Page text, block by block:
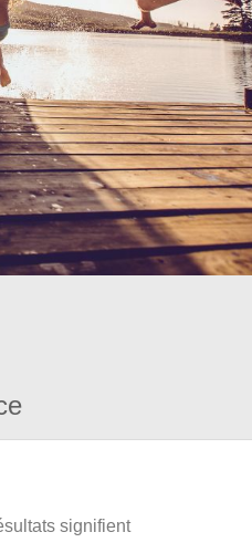
signifient